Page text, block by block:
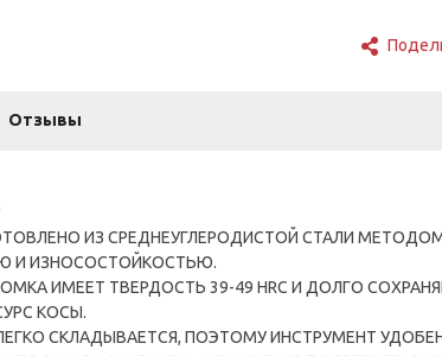
Отзывы
ИЗ СРЕДНЕУГЛЕРОДИСТОЙ СТАЛИ
И ИЗНОСОСТОЙКОСТЬЮ.
ИМЕЕТ ТВЕРДОСТЬ 39-49 HRC И ДОЛГО
КОСЫ.
СКЛАДЫВАЕТСЯ, ПОЭТОМУ ИНСТРУМЕНТ